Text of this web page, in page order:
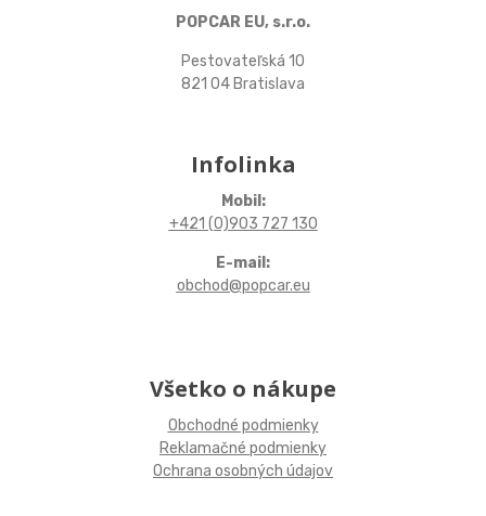
POPCAR EU, s.r.o.
Pestovateľská 10
821 04 Bratislava
Infolinka
Mobil:
+421 (0)903 727 130
E-mail:
obchod@popcar.eu
Všetko o nákupe
Obchodné podmienky
Reklamačné podmienky
Ochrana osobných údajov